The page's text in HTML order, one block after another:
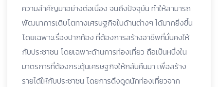
ความสำคัญมาอย่างต่อเนื่อง จนถึงปัจจุบัน ทำให้สามารถ
พัฒนาการเติบโตทางเศรษฐกิจในด้านต่างๆ ได้มากยิ่งขึ้น
โดยเฉพาะเรื่องปากท้อง ที่ต้องการสร้างอาชีพที่มั่นคงให้
กับประชาชน โดยเฉพาะด้านการท่องเที่ยว ถือเป็นหนึ่งใน
มาตรการที่ต้องกระตุ้นเศรษฐกิจให้กลับคืนมา เพื่อสร้าง
รายได้ให้กับประชาชน โดยการดึงดูดนักท่องเที่ยวจาก